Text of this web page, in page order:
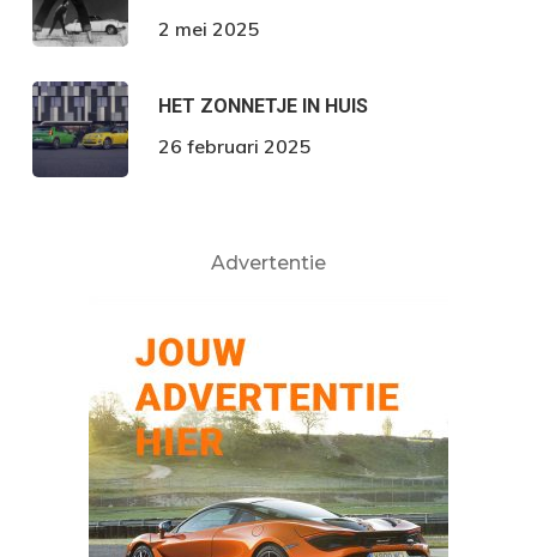
2 mei 2025
HET ZONNETJE IN HUIS
26 februari 2025
Advertentie